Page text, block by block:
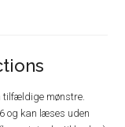
tilfældige mønstre.
og kan læses uden